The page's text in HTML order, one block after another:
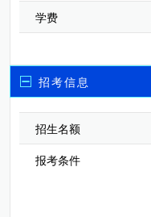
学费
招考信息
招生名额
报考条件